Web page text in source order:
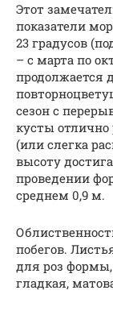
Этот
показатели
23 градусов
– с марта по
продолжается
сезон с
кусты
(или слегка
высоту
проведении
среднем 0,9 м.
побегов.
для роз формы,
гладкая,